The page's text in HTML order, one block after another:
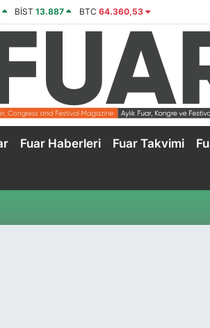
BİST13.887 BTC 64.360,53
Fuar Haberleri Fuar Takvimi